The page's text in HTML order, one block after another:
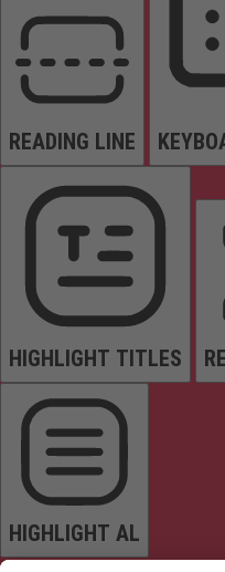
READING LINE
HIGHLIGHT TITLES
HIGHLIGHT AL